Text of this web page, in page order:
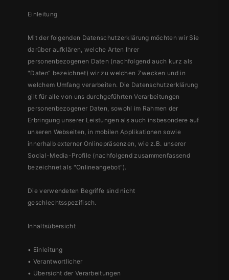
Einleitung
Mit der folgenden Datenschutzerklärung möchten wir Sie
darüber aufklären, welche Arten Ihrer
personenbezogenen Daten (nachfolgend auch kurz als
"Daten“ bezeichnet) wir zu welchen Zwecken und in
welchem Umfang verarbeiten. Die Datenschutzerklärung
gilt für alle von uns durchgeführten Verarbeitungen
personenbezogener Daten, sowohl im Rahmen der
Erbringung unserer Leistungen als auch insbesondere auf
unseren Webseiten, in mobilen Applikationen sowie
innerhalb externer Onlinepräsenzen, wie z.B. unserer
Social-Media-Profile (nachfolgend zusammenfassend
bezeichnet als "Onlineangebot“).
Die verwendeten Begriffe sind nicht
geschlechtsspezifisch.
Inhaltsübersicht
• Einleitung
• Verantwortlicher
• Übersicht der Verarbeitungen